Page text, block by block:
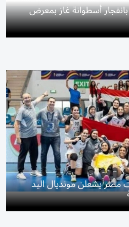
بانفجار أسطوانة غاز بمعرض
مصر يشعلن مونديال اليد